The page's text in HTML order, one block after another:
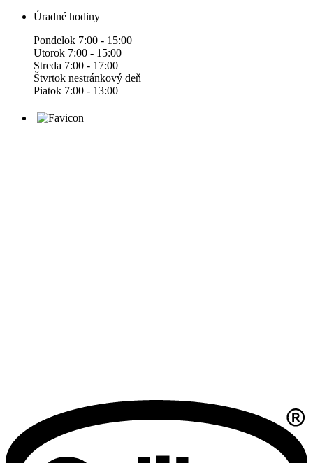
Úradné hodiny
Pondelok 7:00 - 15:00
Utorok 7:00 - 15:00
Streda 7:00 - 17:00
Štvrtok nestránkový deň
Piatok 7:00 - 13:00